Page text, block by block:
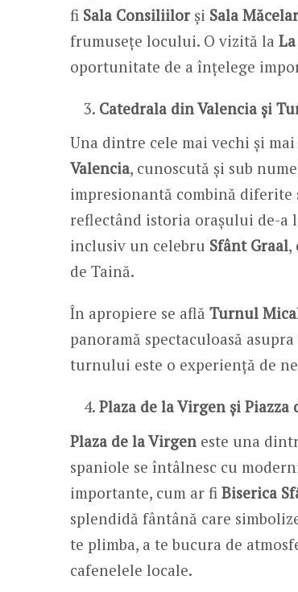
fi Sala Consiliilorși Sala
frumusețe locului. O vizită la
oportunitate de a înțelege
Catedrala din Valencia și
Una dintre cele mai vechi și
Valencia, cunoscută și sub
impresionantă combină
reflectând istoria orașului de-a
inclusiv un celebru Sfânt Graal,
de Taină.
În apropiere se află Turnul
panoramă spectaculoasă
turnului este o experiență de
Plaza de la Virgen și Piazza
Plaza de la Virgen este una
spaniole se întâlnesc cu
importante, cum ar fi Biserica
splendidă fântână care
te plimba, a te bucura de
cafenelele locale.